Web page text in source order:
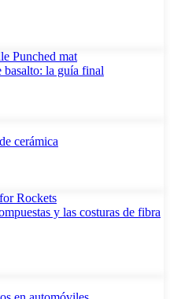
la guía final
cerámica
y las costuras de fibra